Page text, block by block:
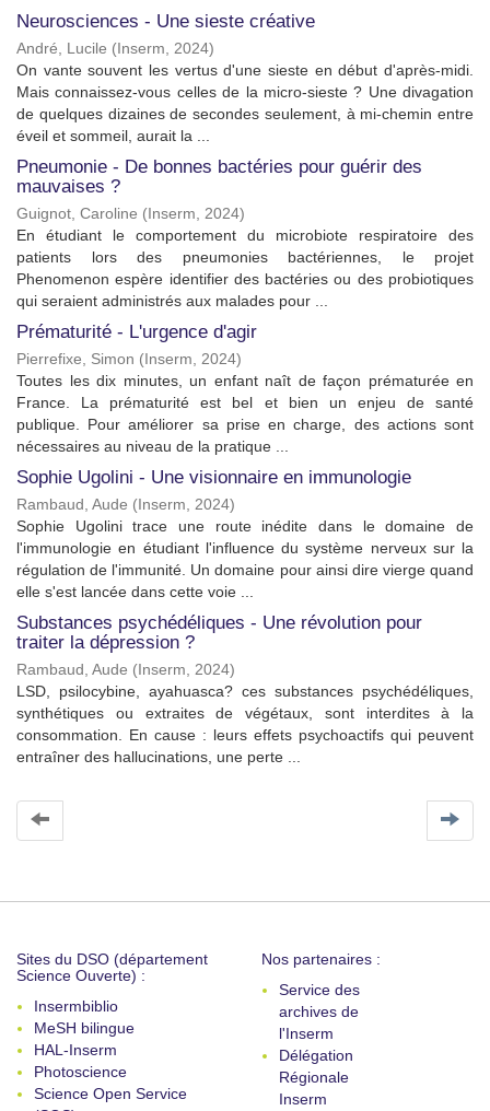
Neurosciences - Une sieste créative
André, Lucile ( Inserm, 2024)
On vante souvent les vertus d'une sieste en début d'après-midi.
Mais connaissez-vous celles de la micro-sieste ? Une divagation
de quelques dizaines de secondes seulement, à mi-chemin entre
éveil et sommeil, aurait la ...
Pneumonie - De bonnes bactéries pour guérir des
mauvaises ?
Guignot, Caroline ( Inserm, 2024)
En étudiant le comportement du microbiote respiratoire des
patients lors des pneumonies bactériennes, le projet
Phenomenon espère identifier des bactéries ou des probiotiques
qui seraient administrés aux malades pour ...
Prématurité - L'urgence d'agir
Pierrefixe, Simon ( Inserm, 2024)
Toutes les dix minutes, un enfant naît de façon prématurée en
France. La prématurité est bel et bien un enjeu de santé
publique. Pour améliorer sa prise en charge, des actions sont
nécessaires au niveau de la pratique ...
Sophie Ugolini - Une visionnaire en immunologie
Rambaud, Aude ( Inserm, 2024)
Sophie Ugolini trace une route inédite dans le domaine de
l'immunologie en étudiant l'influence du système nerveux sur la
régulation de l'immunité. Un domaine pour ainsi dire vierge quand
elle s'est lancée dans cette voie ...
Substances psychédéliques - Une révolution pour
traiter la dépression ?
Rambaud, Aude ( Inserm, 2024)
LSD, psilocybine, ayahuasca? ces substances psychédéliques,
synthétiques ou extraites de végétaux, sont interdites à la
consommation. En cause : leurs effets psychoactifs qui peuvent
entraîner des hallucinations, une perte ...
Sites du DSO (département
Science Ouverte) :
Insermbiblio
MeSH bilingue
HAL-Inserm
Photoscience
Science Open Service
Nos partenaires :
Service des
archives de
l'Inserm
Délégation
Régionale
Inserm